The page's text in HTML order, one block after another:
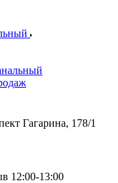
Гагарина, 178/1
12:00-13:00